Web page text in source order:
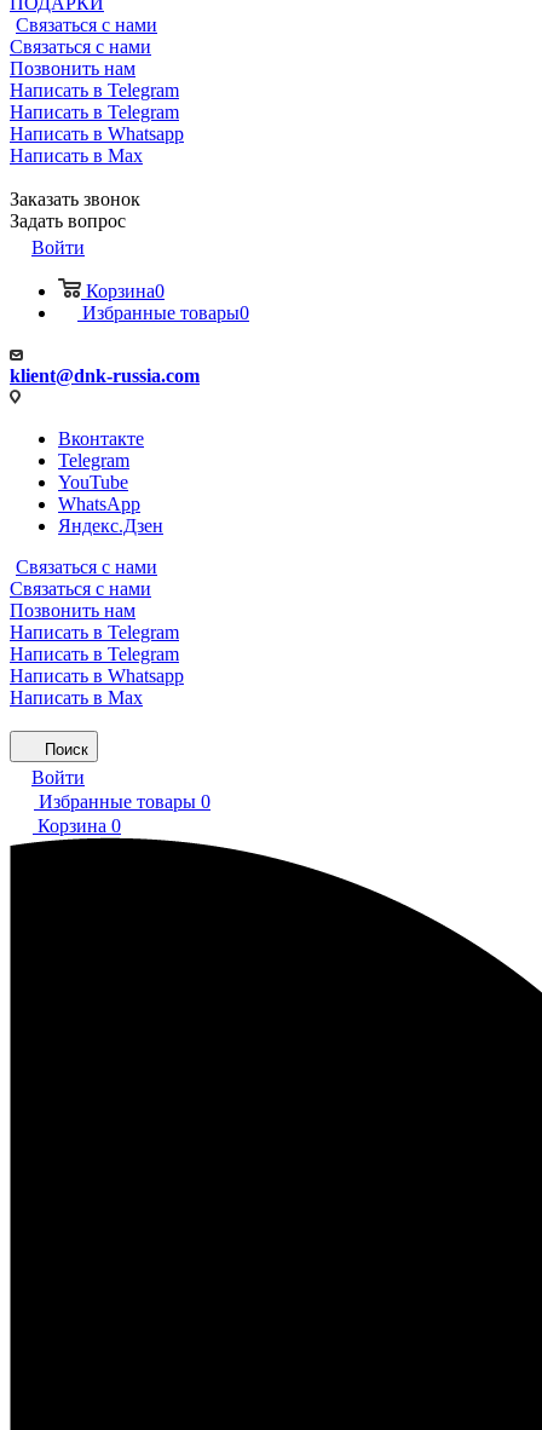
Связаться с нами
Связаться с нами
Позвонить нам
Написать в Telegram
Написать в Telegram
Написать в Whatsapp
Написать в Max
Заказать звонок
Задать вопрос
Войти
Корзина0
Избранные товары0
klient@dnk-russia.com
Вконтакте
Telegram
YouTube
WhatsApp
Яндекс.Дзен
Связаться с нами
Связаться с нами
Позвонить нам
Написать в Telegram
Написать в Telegram
Написать в Whatsapp
Написать в Max
Поиск
Войти
Избранные товары 0
Корзина 0